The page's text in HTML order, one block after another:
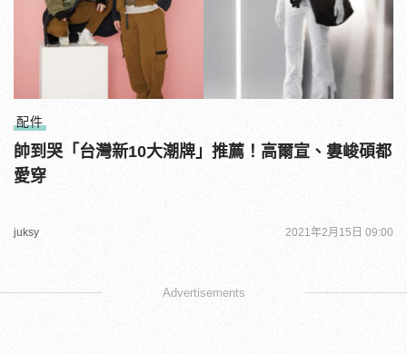
配件
帥到哭「台灣新10大潮牌」推薦！高爾宣、婁峻碩都
愛穿
juksy 2021年2月15日 09:00
Advertisements